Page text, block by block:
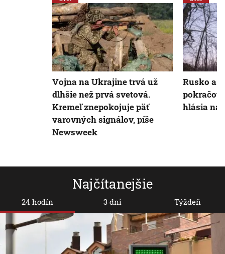
Najčítanejšie
24 hodín 3 dni Týždeň
Vojna na Ukrajine trvá už
dlhšie než prvá svetová.
Kremeľ znepokojuje päť
varovných signálov, píše
Newsweek
Rusko a
hlásia na